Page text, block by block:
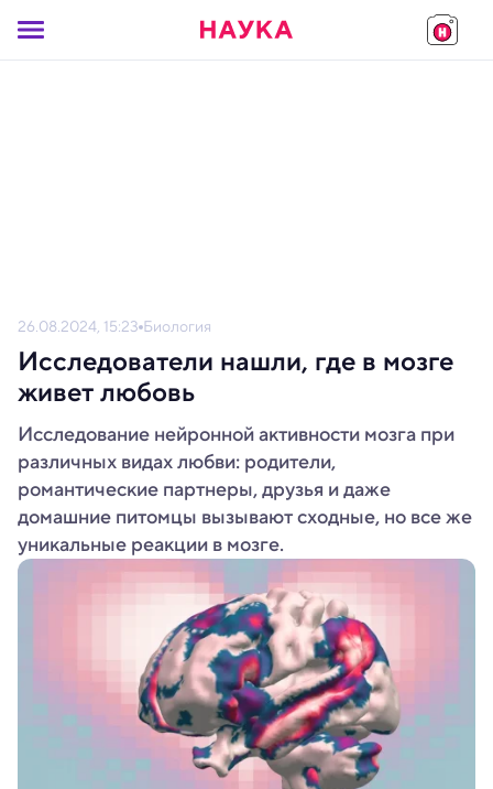
26.08.2024, 15:23 Биология
Исследователи нашли, где в мозге
живет любовь
Исследование нейронной активности мозга при
различных видах любви: родители,
романтические партнеры, друзья и даже
домашние питомцы вызывают сходные, но все же
уникальные реакции в мозге.